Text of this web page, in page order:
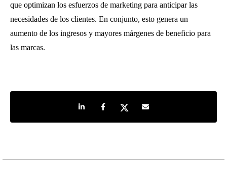
que optimizan los esfuerzos de marketing para anticipar las
necesidades de los clientes. En conjunto, esto genera un
aumento de los ingresos y mayores márgenes de beneficio para
las marcas.
Share on LinkedIn
Share on Facebook
Share on TwitterShare by e-mail